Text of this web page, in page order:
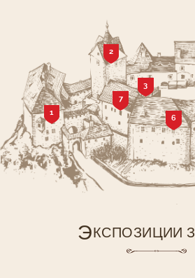
1
2
3
6
7
ЭКСПОЗИЦИИ